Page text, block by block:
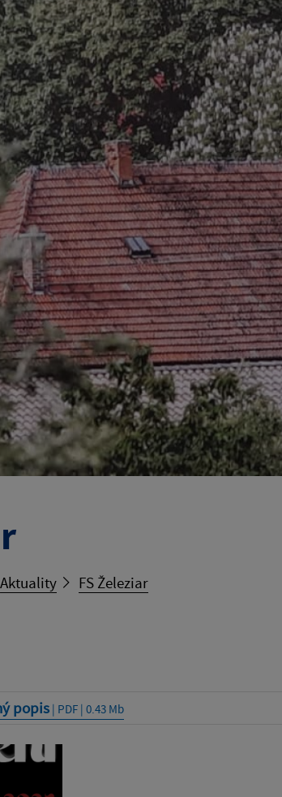
Aktuality FS Železiar
popis| PDF | 0.43 Mb